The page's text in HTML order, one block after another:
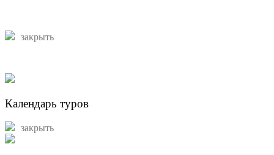
закрыть
Календарь туров
закрыть